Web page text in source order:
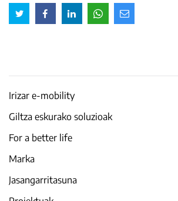
Irizar e-mobility
Giltza eskurako soluzioak
For a better life
Marka
Jasangarritasuna